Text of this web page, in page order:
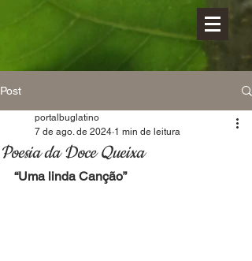
Post
Poesia da Doce Queixa
portalbuglatino
7 de ago. de 2024 1 min de leitura
“Uma linda Canção”